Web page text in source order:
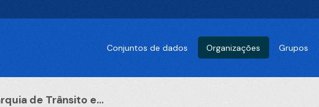
Conjuntos de dados Organizações Grupos
de Trânsito e...